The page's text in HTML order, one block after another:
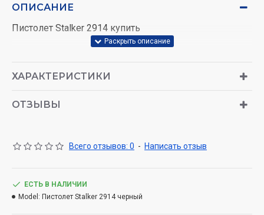
ОПИСАНИЕ
Пистолет Stalker 2914 купить
ХАРАКТЕРИСТИКИ
ОТЗЫВЫ
Всего отзывов: 0 - Написать отзыв
ЕСТЬ В НАЛИЧИИ
Model: Пистолет Stalker 2914 черный